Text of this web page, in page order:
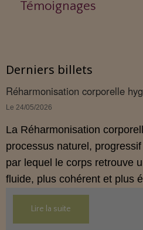
Témoignages
Derniers billets
Réharmonisation corporelle
Le 24/05/2026
La Réharmonisation
processus naturel,
par lequel le corps retrouve
fluide, plus cohérent et plus
hygiène de vie adaptée.
Lire la suite